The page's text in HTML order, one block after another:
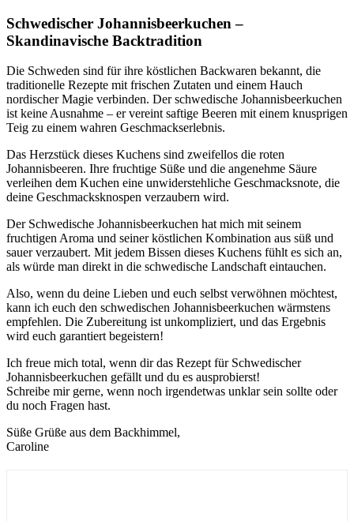
Schwedischer Johannisbeerkuchen –
Skandinavische Backtradition
Die Schweden sind für ihre köstlichen Backwaren bekannt, die
traditionelle Rezepte mit frischen Zutaten und einem Hauch
nordischer Magie verbinden. Der schwedische Johannisbeerkuchen
ist keine Ausnahme – er vereint saftige Beeren mit einem knusprigen
Teig zu einem wahren Geschmackserlebnis.
Das Herzstück dieses Kuchens sind zweifellos die roten
Johannisbeeren. Ihre fruchtige Süße und die angenehme Säure
verleihen dem Kuchen eine unwiderstehliche Geschmacksnote, die
deine Geschmacksknospen verzaubern wird.
Der Schwedische Johannisbeerkuchen hat mich mit seinem
fruchtigen Aroma und seiner köstlichen Kombination aus süß und
sauer verzaubert. Mit jedem Bissen dieses Kuchens fühlt es sich an,
als würde man direkt in die schwedische Landschaft eintauchen.
Also, wenn du deine Lieben und euch selbst verwöhnen möchtest,
kann ich euch den schwedischen Johannisbeerkuchen wärmstens
empfehlen. Die Zubereitung ist unkompliziert, und das Ergebnis
wird euch garantiert begeistern!
Ich freue mich total, wenn dir das Rezept für Schwedischer
Johannisbeerkuchen gefällt und du es ausprobierst!
Schreibe mir gerne, wenn noch irgendetwas unklar sein sollte oder
du noch Fragen hast.
Süße Grüße aus dem Backhimmel,
Caroline